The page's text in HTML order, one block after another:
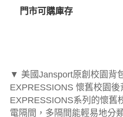
門市可購庫存
▼ 美國Jansport原創校園背
EXPRESSIONS 懷舊校園
EXPRESSIONS系列的懷舊
電隔間，多隔間能輕易地分